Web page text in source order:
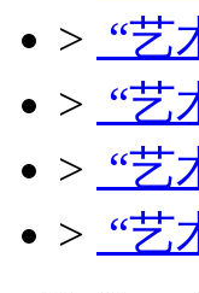
> “艺
> “艺
> “艺
> “艺